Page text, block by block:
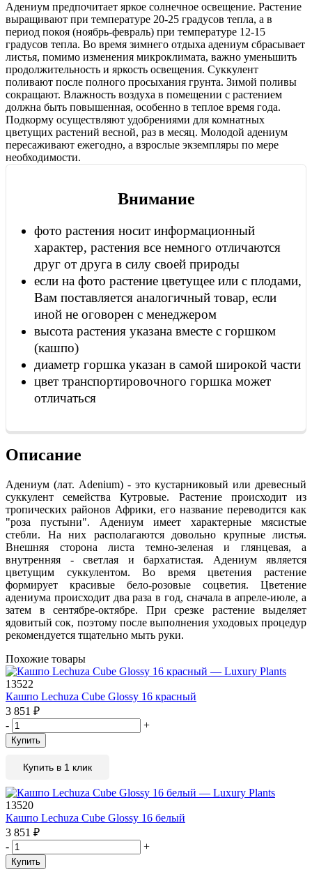
Адениум предпочитает яркое солнечное освещение. Растение
выращивают при температуре 20-25 градусов тепла, а в
период покоя (ноябрь-февраль) при температуре 12-15
градусов тепла. Во время зимнего отдыха адениум сбрасывает
листья, помимо изменения микроклимата, важно уменьшить
продолжительность и яркость освещения. Суккулент
поливают после полного просыхания грунта. Зимой поливы
сокращают. Влажность воздуха в помещении с растением
должна быть повышенная, особенно в теплое время года.
Подкорму осуществляют удобрениями для комнатных
цветущих растений весной, раз в месяц. Молодой адениум
пересаживают ежегодно, а взрослые экземпляры по мере
необходимости.
Внимание
фото растения носит информационный
характер, растения все немного отличаются
друг от друга в силу своей природы
если на фото растение цветущее или с плодами,
Вам поставляется аналогичный товар, если
иной не оговорен с менеджером
высота растения указана вместе с горшком
(кашпо)
диаметр горшка указан в самой широкой части
цвет транспортировочного горшка может
отличаться
Описание
Адениум (лат. Adenium) - это кустарниковый или древесный
суккулент семейства Кутровые. Растение происходит из
тропических районов Африки, его название переводится как
"роза пустыни". Адениум имеет характерные мясистые
стебли. На них располагаются довольно крупные листья.
Внешняя сторона листа темно-зеленая и глянцевая, а
внутренняя - светлая и бархатистая. Адениум является
цветущим суккулентом. Во время цветения растение
формирует красивые бело-розовые соцветия. Цветение
адениума происходит два раза в год, сначала в апреле-июле, а
затем в сентябре-октябре. При срезке растение выделяет
ядовитый сок, поэтому после выполнения уходовых процедур
рекомендуется тщательно мыть руки.
Похожие товары
13522
Кашпо Lechuza Cube Glossy 16 красный
3 851 ₽
-
+
Купить
Купить в 1 клик
13520
Кашпо Lechuza Cube Glossy 16 белый
3 851 ₽
-
+
Купить